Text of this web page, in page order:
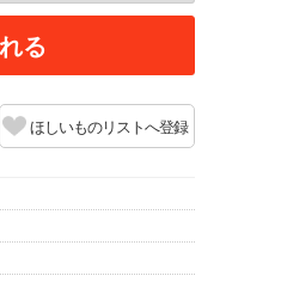
る
ほしいものリストへ登録